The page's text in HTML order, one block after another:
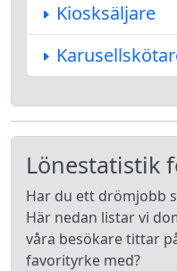
Kiosksäljare
Lönestatistik
Har du ett drömjobb
Här nedan listar vi
våra besökare tittar
favorityrke med?